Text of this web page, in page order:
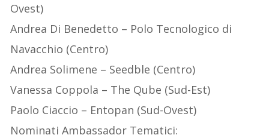
Ovest)
Andrea Di Benedetto – Polo Tecnologico di
Navacchio (Centro)
Andrea Solimene – Seedble (Centro)
Vanessa Coppola – The Qube (Sud-Est)
Paolo Ciaccio – Entopan (Sud-Ovest)
Nominati Ambassador Tematici: